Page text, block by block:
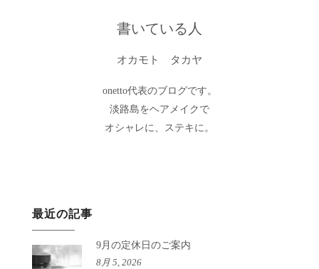
書いている人
オカモト タカヤ
onetto代表のブログです。
淡路島をヘアメイクで
オシャレに、ステキに。
最近の記事
9月の定休日のご案内
8月 5, 2026